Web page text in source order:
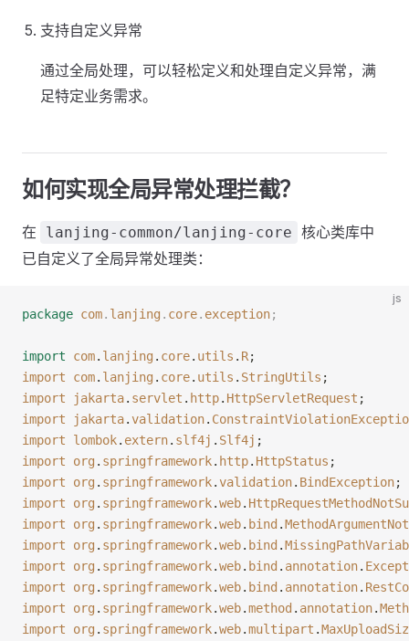
支持自定义异常
通过全局处理，可以轻松定义和处理自定义异常，满
足特定业务需求。
如何实现全局异常处理拦截？
在 lanjing-common/lanjing-core 核心类库中
已自定义了全局异常处理类：
js
package com. lanjing . core. exception;
import com. lanjing . core. utils . R;
import com. lanjing . core. utils . StringUtils ;
import jakarta. servlet . http. HttpServletRequest ;
import jakarta.validation.
import lombok. extern. slf4j . Slf4j ;
import org . springframework. http. HttpStatus ;
import org . springframework.validation. BindException;
import org . springframework.web.
import org . springframework.web. bind .
import org . springframework.web. bind .
import org . springframework.web. bind . annotation.
import org . springframework.web. bind . annotation.
import org . springframework.web.method . annotation.
import org . springframework.web.multipart .